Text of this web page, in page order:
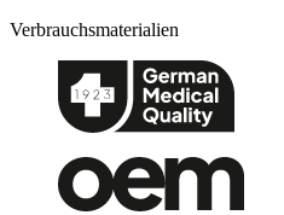
Verbrauchsmaterialien